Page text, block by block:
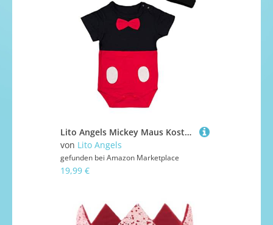
Lito Angels Mickey Maus Kostüm Verkleidung mit Mütze Mäuseohren für Baby Jungen Größe 3-6 Monate 68
von Lito Angels
gefunden bei Amazon Marketplace
19,99 €